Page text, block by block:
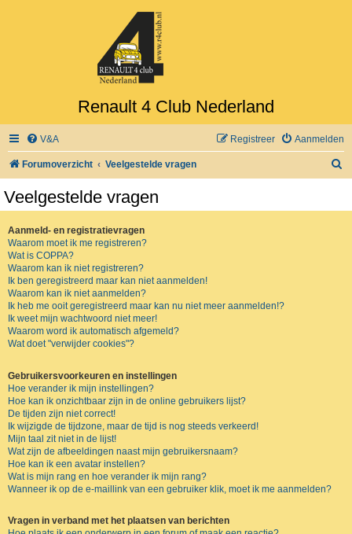
Renault 4 Club Nederland
V&A Aanmelden
Registreer
Forumoverzicht Veelgestelde vragen
Veelgestelde vragen
Aanmeld- en registratievragen
Waarom moet ik me registreren?
Wat is COPPA?
Waarom kan ik niet registreren?
Ik ben geregistreerd maar kan niet aanmelden!
Waarom kan ik niet aanmelden?
Ik heb me ooit geregistreerd maar kan nu niet meer aanmelden!?
Ik weet mijn wachtwoord niet meer!
Waarom word ik automatisch afgemeld?
Wat doet "verwijder cookies"?
Gebruikersvoorkeuren en instellingen
Hoe verander ik mijn instellingen?
Hoe kan ik onzichtbaar zijn in de online gebruikers lijst?
De tijden zijn niet correct!
Ik wijzigde de tijdzone, maar de tijd is nog steeds verkeerd!
Mijn taal zit niet in de lijst!
Wat zijn de afbeeldingen naast mijn gebruikersnaam?
Hoe kan ik een avatar instellen?
Wat is mijn rang en hoe verander ik mijn rang?
Wanneer ik op de e-maillink van een gebruiker klik, moet ik me aanmelden?
Vragen in verband met het plaatsen van berichten